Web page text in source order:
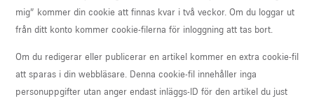
mig” kommer din cookie att finnas kvar i två veckor. Om du loggar ut
från ditt konto kommer cookie-filerna för inloggning att tas bort.
Om du redigerar eller publicerar en artikel kommer en extra cookie-fil
att sparas i din webbläsare. Denna cookie-fil innehåller inga
personuppgifter utan anger endast inläggs-ID för den artikel du just